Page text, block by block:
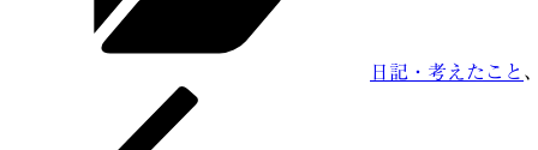
日記・考えたこと 、